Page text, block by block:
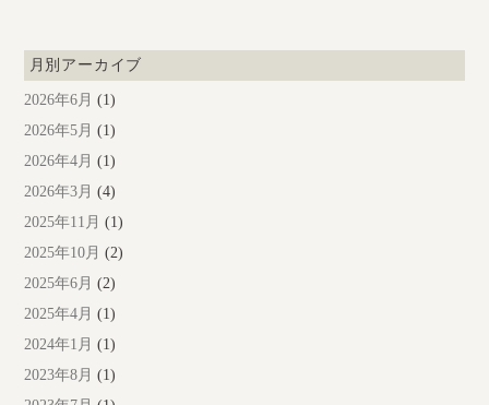
月別アーカイブ
2026年6月 (1)
2026年5月 (1)
2026年4月 (1)
2026年3月 (4)
2025年11月 (1)
2025年10月 (2)
2025年6月 (2)
2025年4月 (1)
2024年1月 (1)
2023年8月 (1)